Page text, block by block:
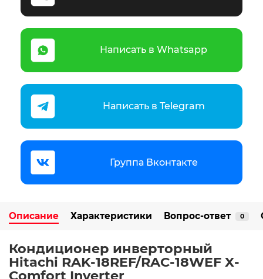
Написать в Whatsapp
Написать в Telegram
Группа Вконтакте
Описание Характеристики Вопрос-ответ 0
Кондиционер инверторный
Hitachi RAK-18REF/RAC-18WEF X-
Comfort Inverter